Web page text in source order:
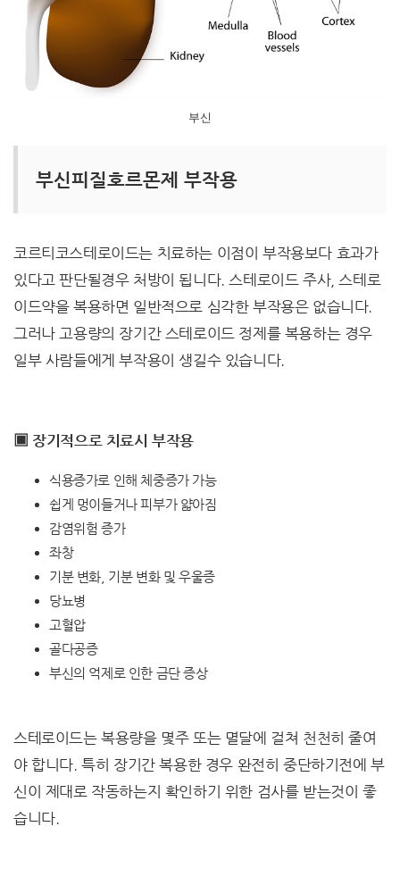
부신
부신피질호르몬제 부작용
코르티코스테로이드는 치료하는 이점이 부작용보다 효과가
있다고 판단될경우 처방이 됩니다. 스테로이드 주사, 스테로
이드약을 복용하면 일반적으로 심각한 부작용은 없습니다.
그러나 고용량의 장기간 스테로이드 정제를 복용하는 경우
일부 사람들에게 부작용이 생길수 있습니다.
▣ 장기적으로 치료시 부작용
식용증가로 인해 체중증가 가능
쉽게 멍이들거나 피부가 얇아짐
감염위험 증가
좌창
기분 변화, 기분 변화 및 우울증
당뇨병
고혈압
골다공증
부신의 억제로 인한 금단 증상
스테로이드는 복용량을 몇주 또는 멸달에 걸쳐 천천히 줄여
야 합니다. 특히 장기간 복용한 경우 완전히 중단하기전에 부
신이 제대로 작동하는지 확인하기 위한 검사를 받는것이 좋
습니다.